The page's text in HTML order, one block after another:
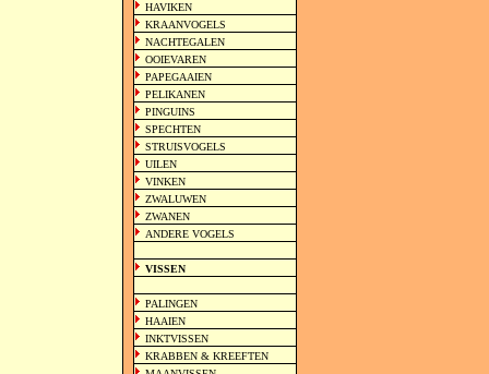
HAVIKEN
KRAANVOGELS
NACHTEGALEN
OOIEVAREN
PAPEGAAIEN
PELIKANEN
PINGUINS
SPECHTEN
STRUISVOGELS
UILEN
VINKEN
ZWALUWEN
ZWANEN
ANDERE VOGELS
VISSEN
PALINGEN
HAAIEN
INKTVISSEN
KRABBEN & KREEFTEN